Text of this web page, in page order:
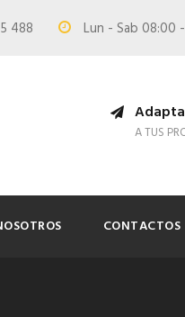
488 Lun - Sab 08:00
A TUS
CONTACTOS